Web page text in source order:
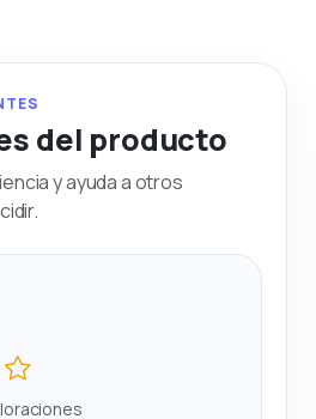
del producto
y ayuda a otros